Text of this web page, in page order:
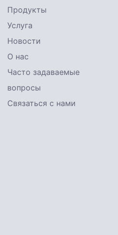
Продукты
Услуга
Новости
О нас
Часто задаваемые
вопросы
Связаться с нами